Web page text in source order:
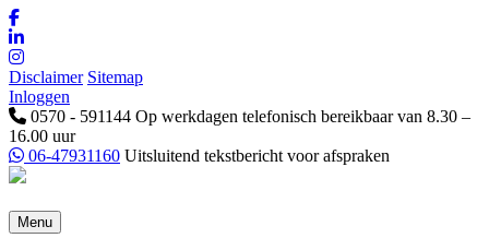
Disclaimer Sitemap
Inloggen
0570 - 591144 Op werkdagen telefonisch bereikbaar van 8.30 –
16.00 uur
06-47931160 Uitsluitend tekstbericht voor afspraken
Menu